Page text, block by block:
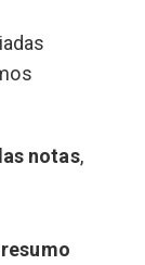
notas,
resumo